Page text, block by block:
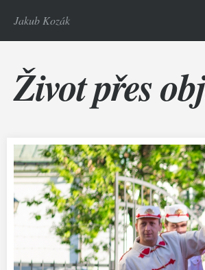
Jakub Kozák
Život přes